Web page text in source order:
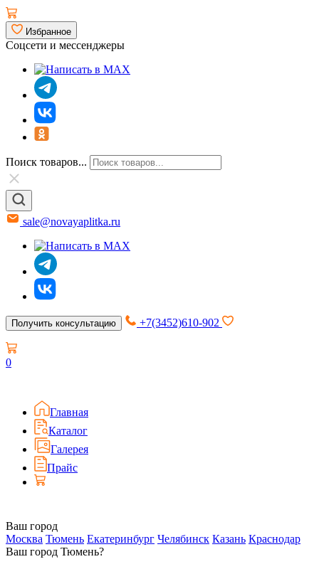
Избранное
Соцсети и мессенджеры
Поиск товаров...
sale@novayaplitka.ru
Получить консультацию +7(3452)610-902
0
Главная
Каталог
Галерея
Прайс
Ваш город
Москва Тюмень Екатеринбург Челябинск Казань Краснодар
Ваш город Тюмень?